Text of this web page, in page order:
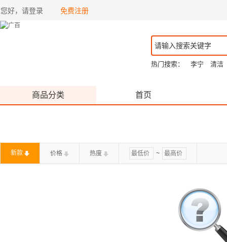
您好，请登录 免费注册
热门搜索： 李宁 清洁
商品分类 首页
新款 价格 热度 ~